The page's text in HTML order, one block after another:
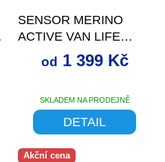
SENSOR MERINO
ACTIVE VAN LIFE
PÁNSKÉ TRIKO
DL.RUKÁV ČERNÁ
SKLADEM NA PRODEJNĚ
od 1 399 Kč
DETAIL
Akční cena